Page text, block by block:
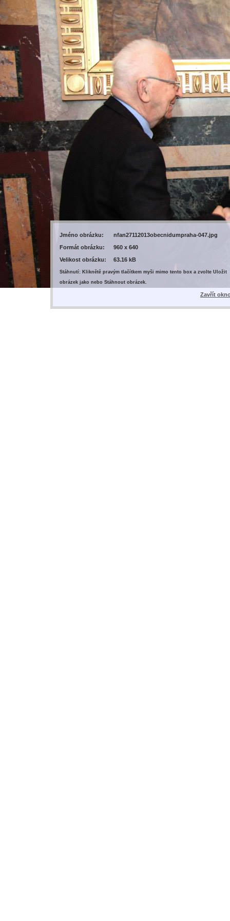
Jméno obrázku:
nfan27112013obecnidumpraha-047.jpg
Formát obrázku:
960 x 640
Velikost obrázku:
63.16 kB
Stáhnutí: Kliknětě pravým tlačítkem myši mimo tento box a zvolte Uložit
obrázek jako nebo Stáhnout obrázek.
Zavřít